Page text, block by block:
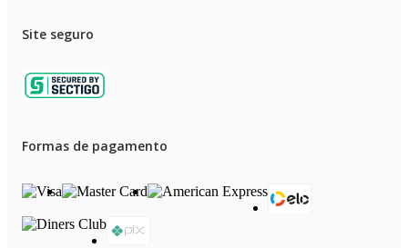
Site seguro
Formas de pagamento